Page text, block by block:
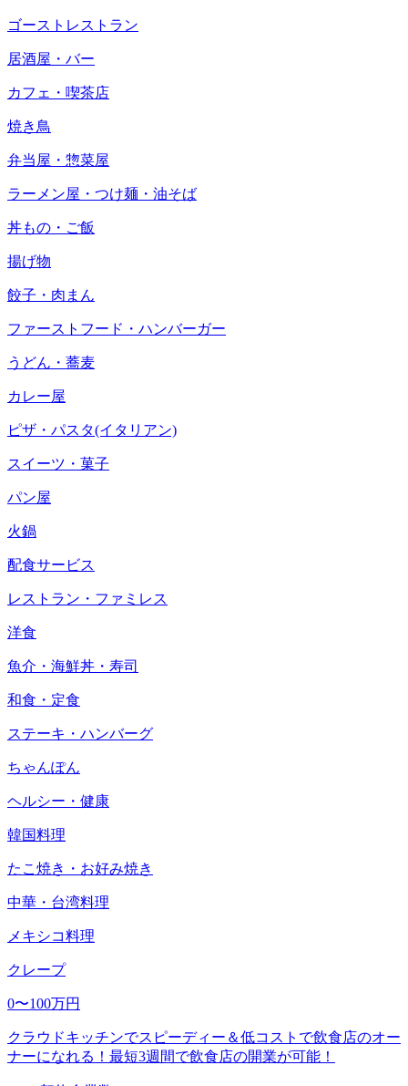
ゴーストレストラン
居酒屋・バー
カフェ・喫茶店
焼き鳥
弁当屋・惣菜屋
ラーメン屋・つけ麺・油そば
丼もの・ご飯
揚げ物
餃子・肉まん
ファーストフード・ハンバーガー
うどん・蕎麦
カレー屋
ピザ・パスタ(イタリアン)
スイーツ・菓子
パン屋
火鍋
配食サービス
レストラン・ファミレス
洋食
魚介・海鮮丼・寿司
和食・定食
ステーキ・ハンバーグ
ちゃんぽん
ヘルシー・健康
韓国料理
たこ焼き・お好み焼き
中華・台湾料理
メキシコ料理
クレープ
0〜100万円
クラウドキッチンでスピーディー＆低コストで飲食店のオー
ナーになれる！最短3週間で飲食店の開業が可能！